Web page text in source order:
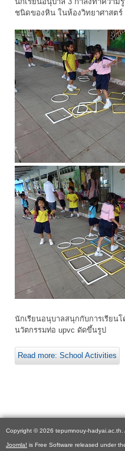
ชนิดของหิน ในห้องวิทยาศาสตร์
นักเรียนอนุบาลสนุกกับการเรียน
นวัตกรรมท่อ upvc ดัดขึ้นรูป
Read more: School Activities
Copyright © 2026 tepumnouy-hadyai.ac.th.
Joomla! is Free Software released under